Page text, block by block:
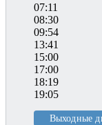
07:11
08:30
09:54
13:41
15:00
17:00
18:19
19:05
Выходные